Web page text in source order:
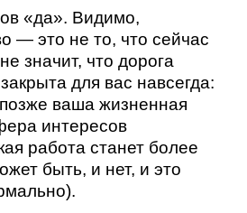
«да». Видимо,
— это не то, что сейчас
значит, что дорога
для вас навсегда:
ваша жизненная
интересов
работа станет более
быть, и нет, и это